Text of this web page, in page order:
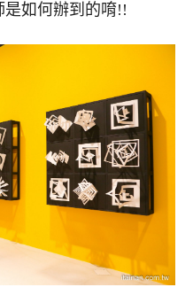
如何辦到的唷!!